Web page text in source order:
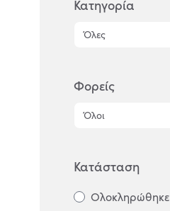
Κατηγορία
Φορείς
Κατάσταση
Ολοκληρώθηκε